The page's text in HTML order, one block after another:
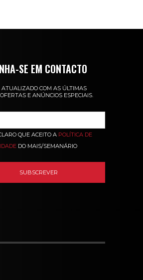
SE EM CONTACTO
ATUALIZADO COM AS ÚLTIMAS
E ANÚNCIOS ESPECIAIS.
QUE ACEITO A POLÍTICA DE
DO MAIS/SEMANÁRIO